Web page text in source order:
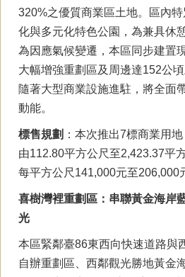
320%之優質商業區土地。區內
化與多元化特色公園，為兼具休
為因應氣候變遷，本區同步建置
大幅增強重劃區及周邊達152公
隨著大型商業設施進駐，將全面
動能。
標售規劃 ：本次推出7標商業用
由112.80平方公尺至2,423.37平
每平方公尺141,000元至206,000
喜樹灣裡重劃區：串聯黃金海岸
光
本區緊鄰臺86東西向快速道路與
自辦重劃區、西鄰觀光勝地黃金